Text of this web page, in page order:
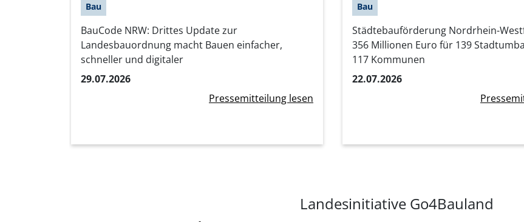
Bau
BauCode NRW: Drittes Update zur
Landesbauordnung macht Bauen einfacher,
schneller und digitaler
29.07.2026
Pressemitteilung lesen
Bau
Städtebauförderung Nordrhein-
356 Millionen Euro für 139
117 Kommunen
22.07.2026
Landesinitiative Go4Bauland